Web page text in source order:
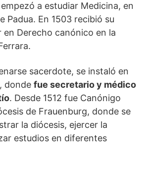
a estudiar Medicina, en
Padua. En 1503 recibió su
Derecho canónico en la
sacerdote, se instaló en
donde fue secretario y médico
. Desde 1512 fue Canónigo
de Frauenburg, donde se
la diócesis, ejercer la
estudios en diferentes